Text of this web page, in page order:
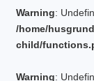
Warning:
/home/
child/
Warning: